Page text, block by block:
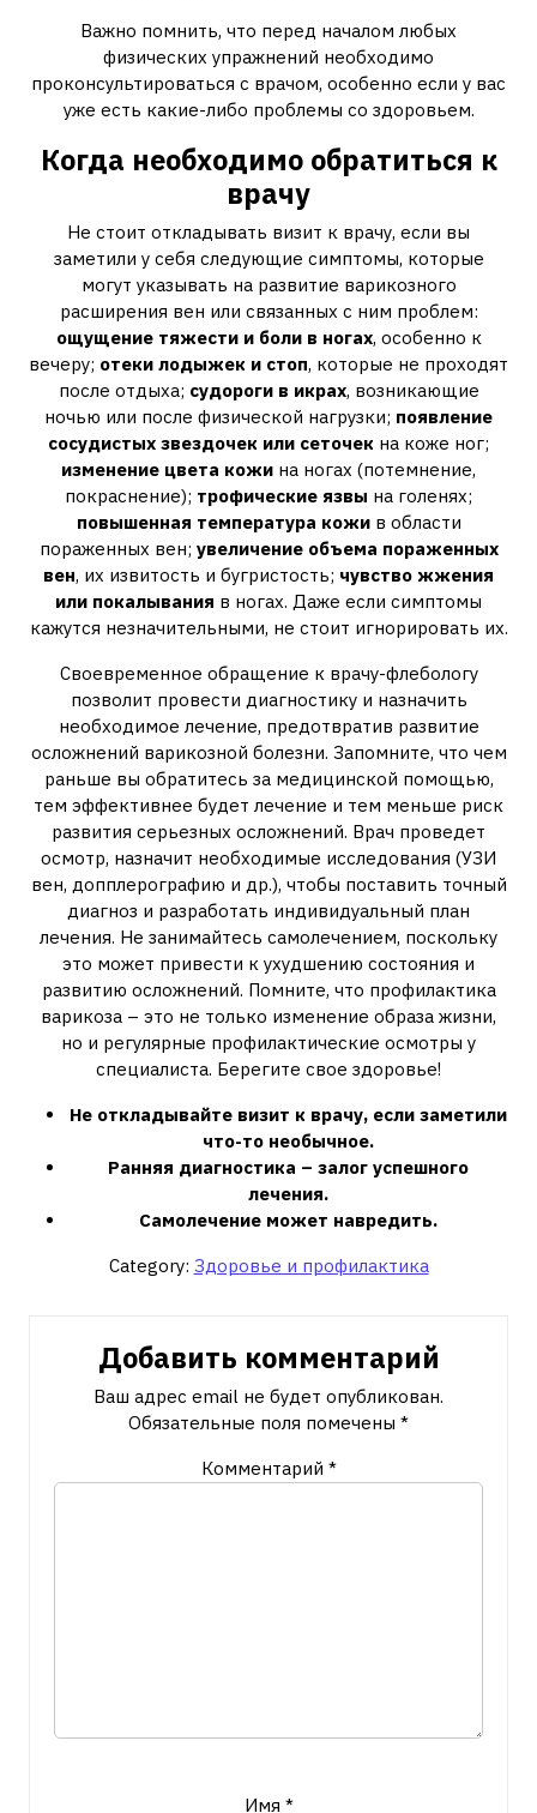
Важно помнить, что перед началом любых
физических упражнений необходимо
проконсультироваться с врачом, особенно если у вас
уже есть какие-либо проблемы со здоровьем.
Когда необходимо обратиться к
врачу
Не стоит откладывать визит к врачу, если вы
заметили у себя следующие симптомы, которые
могут указывать на развитие варикозного
расширения вен или связанных с ним проблем:
ощущение тяжести и боли в ногах, особенно к
вечеру; отеки лодыжек и стоп, которые не проходят
после отдыха; судороги в икрах, возникающие
ночью или после физической нагрузки; появление
сосудистых звездочек или сеточек на коже ног;
изменение цвета кожи на ногах (потемнение,
покраснение); трофические язвы на голенях;
повышенная температура кожив области
пораженных вен; увеличение объема пораженных
вен, их извитость и бугристость; чувство жжения
или покалывания в ногах. Даже если симптомы
кажутся незначительными, не стоит игнорировать их.
Своевременное обращение к врачу-флебологу
позволит провести диагностику и назначить
необходимое лечение, предотвратив развитие
осложнений варикозной болезни. Запомните, что чем
раньше вы обратитесь за медицинской помощью,
тем эффективнее будет лечение и тем меньше риск
развития серьезных осложнений. Врач проведет
осмотр, назначит необходимые исследования (УЗИ
вен, допплерографию и др.), чтобы поставить точный
диагноз и разработать индивидуальный план
лечения. Не занимайтесь самолечением, поскольку
это может привести к ухудшению состояния и
развитию осложнений. Помните, что профилактика
варикоза – это не только изменение образа жизни,
но и регулярные профилактические осмотры у
специалиста. Берегите свое здоровье!
Не откладывайте визит к врачу, если заметили
что-то необычное.
Ранняя диагностика – залог успешного
лечения.
Самолечение может навредить.
Category: Здоровье и профилактика
Добавить комментарий
Ваш адрес email не будет опубликован.
Обязательные поля помечены *
Комментарий *
Имя *